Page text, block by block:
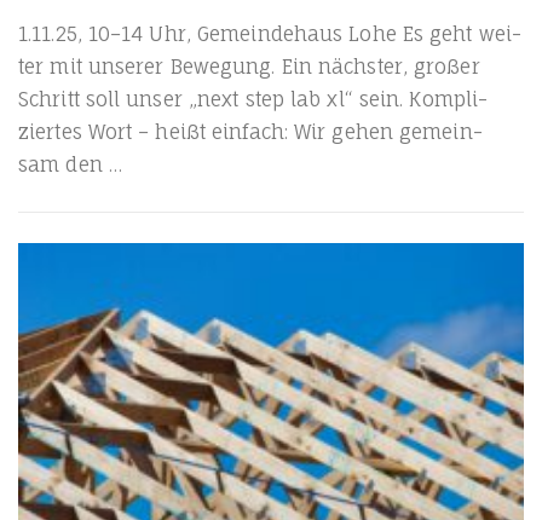
1.11.25, 10–14 Uhr, Gemein­de­haus Lohe Es geht wei­
ter mit unse­rer Bewe­gung. Ein nächs­ter, gro­ßer
Schritt soll unser „next step lab xl“ sein. Kom­pli­
zier­tes Wort – heißt ein­fach: Wir gehen gemein­
sam den …